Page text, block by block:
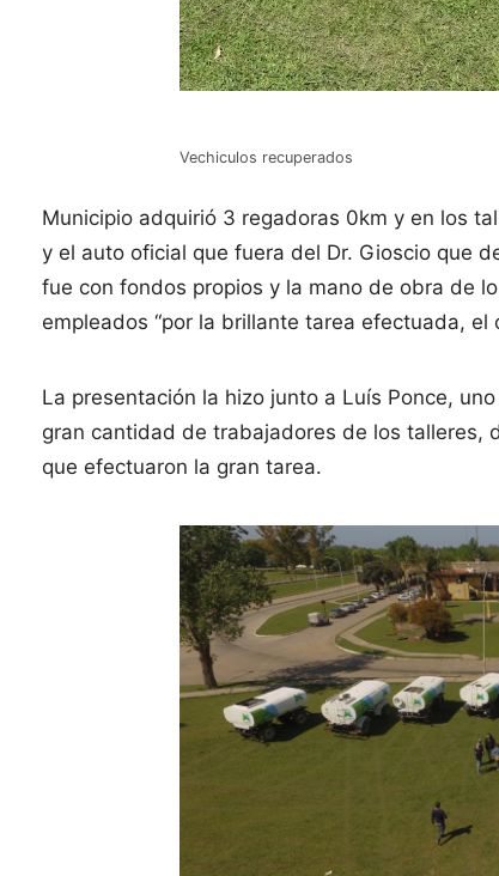
Vechiculos recuperados
Municipio adquirió 3 regadoras 0km y en los
y el auto oficial que fuera del Dr. Gioscio que
fue con fondos propios y la mano de obra de
empleados “por la brillante tarea efectuada, el
La presentación la hizo junto a Luís Ponce,
gran cantidad de trabajadores de los talleres,
que efectuaron la gran tarea.